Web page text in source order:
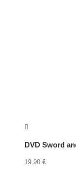
DVD Sword
19,90 €